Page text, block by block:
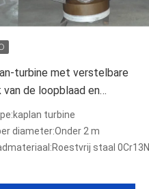
turbine met verstelbare
van de loopblaad en
geleidingsvlies
turbine
diameter:Onder 2 m
staal 0Cr13Ni4Mo